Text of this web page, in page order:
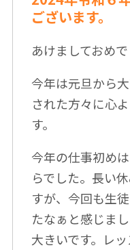
ございます。
あけましておめ
今年は元旦から
された方々に心
す。
今年の仕事初め
らでした。長い
すが、今回も生
たなぁと感じま
大きいです。レ